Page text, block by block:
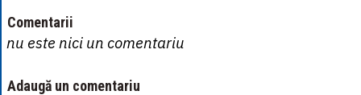
Comentarii
nu este nici un comentariu
Adaugă un comentariu